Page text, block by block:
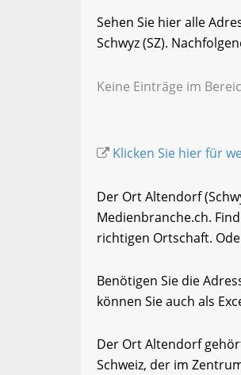
Sehen Sie hier alle
Schwyz (SZ).
Keine Einträge im
Klicken Sie hier für
Der Ort Altendorf
Medienbranche.ch.
richtigen Ortschaft.
Benötigen Sie die
können Sie auch als
Der Ort Altendorf
Schweiz, der im